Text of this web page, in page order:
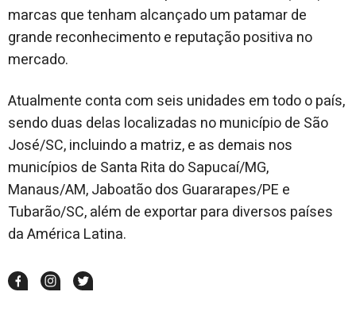
marcas que tenham alcançado um patamar de
grande reconhecimento e reputação positiva no
mercado.
Atualmente conta com seis unidades em todo o país,
sendo duas delas localizadas no município de São
José/SC, incluindo a matriz, e as demais nos
municípios de Santa Rita do Sapucaí/MG,
Manaus/AM, Jaboatão dos Guararapes/PE e
Tubarão/SC, além de exportar para diversos países
da América Latina.